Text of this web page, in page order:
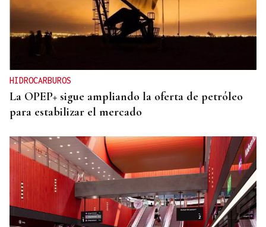
HIDROCARBUROS
La OPEP+ sigue ampliando la oferta de petróleo
para estabilizar el mercado